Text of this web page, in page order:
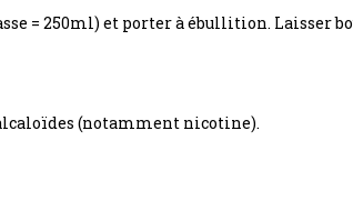
= 250ml) et porter à ébullition. Laisser
(notamment nicotine).